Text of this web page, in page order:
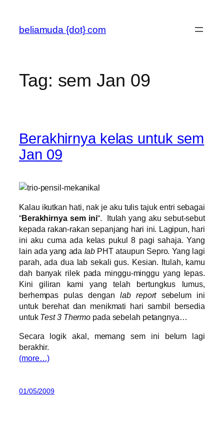
content
beliamuda {dot} com
Tag: sem Jan 09
Berakhirnya kelas untuk sem
Jan 09
Kalau ikutkan hati, nak je aku tulis tajuk entri sebagai
“Berakhirnya sem ini“. Itulah yang aku sebut-sebut
kepada rakan-rakan sepanjang hari ini. Lagipun, hari
ini aku cuma ada kelas pukul 8 pagi sahaja. Yang
lain ada yang ada lab PHT ataupun Sepro. Yang lagi
parah, ada dua lab sekali gus. Kesian. Itulah, kamu
dah banyak rilek pada minggu-minggu yang lepas.
Kini giliran kami yang telah bertungkus lumus,
berhempas pulas dengan lab reportsebelum ini
untuk berehat dan menikmati hari sambil bersedia
untuk Test 3 Thermo pada sebelah petangnya…
Secara logik akal, memang sem ini belum lagi
berakhir.
(more…)
01/05/2009